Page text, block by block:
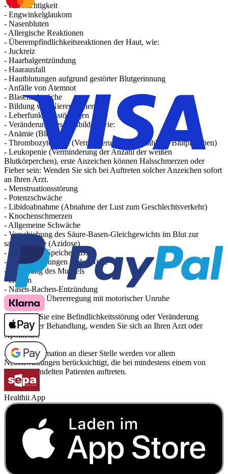
- Kurzsichtigkeit
- Engwinkelglaukom
- Nasenbluten
- Allergische Reaktionen
- Überempfindlichkeitsreaktionen der Haut, wie:
- Juckreiz
- Haarbalgentzündung
- Haarausfall
- Hautblutungen aufgrund gestörter Blutgerinnung
- Anfälle von Atemnot
- Blasenschwäche
- Bildung von Nierensteinen
- Leberfunktionsstörungen
- Veränderung des Blutbildes, wie:
- Anämie (Blutarmut)
- Thrombozytopenie (Verminderung der Anzahl der Blutplättchen)
- Leukopenie (Verminderung der Anzahl der weißen
Blutkörperchen), erste Anzeichen können Halsschmerzen oder
Fieber sein: Wenden Sie sich bei Auftreten solcher Anzeichen sofort
an Ihren Arzt.
- Menstruationsstörung
- Potenzschwäche
- Libidoabnahme (Abnahme der Lust zum Geschlechtsverkehr)
- Knochenschmerzen
- Allgemeine Schwäche
- Verschiebung des Säure-Basen-Gleichgewichts im Blut zur
saueren Seite (Azidose)
- Vermehrter Speichelfluss
- Kalkablagerungen in der Niere
- Ermüdung des Muskels
- Husten
- Nasen-Rachen-Entzündung
- Psychische Übererregung mit motorischer Unruhe
Bemerken Sie eine Befindlichkeitsstörung oder Veränderung
während der Behandlung, wenden Sie sich an Ihren Arzt oder
Apotheker.
Für die Information an dieser Stelle werden vor allem
Nebenwirkungen berücksichtigt, die bei mindestens einem von
1.000 behandelten Patienten auftreten.
Healthii App